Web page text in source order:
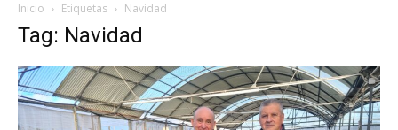
Inicio Etiquetas Navidad
Tag: Navidad